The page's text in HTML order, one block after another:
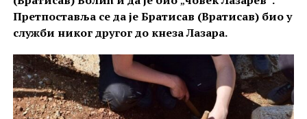
Претпоставља се да је Братисав (Вратисав) био у
служби никог другог до кнеза Лазара.